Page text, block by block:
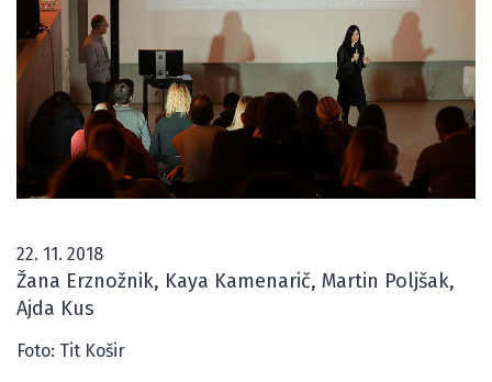
22. 11. 2018
Žana Erznožnik, Kaya Kamenarič, Martin Poljšak,
Ajda Kus
Foto: Tit Košir